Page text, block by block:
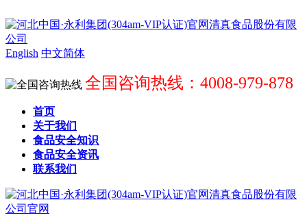
English 中文简体
全国咨询热线：4008-979-878
首页
关于我们
食品安全知识
食品安全资讯
联系我们